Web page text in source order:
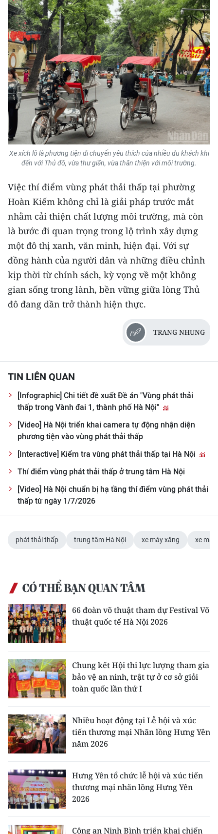
Xe xích lô là phương tiện di chuyển yêu thích của nhiều du khách khi
đến với Thủ đô, vừa thư giãn, vừa thân thiện với môi trường.
Việc thí điểm vùng phát thải thấp tại phường
Hoàn Kiếm không chỉ là giải pháp trước mắt
nhằm cải thiện chất lượng môi trường, mà còn
là bước đi quan trọng trong lộ trình xây dựng
một đô thị xanh, văn minh, hiện đại. Với sự
đồng hành của người dân và những điều chỉnh
kịp thời từ chính sách, kỳ vọng về một không
gian sống trong lành, bền vững giữa lòng Thủ
đô đang dần trở thành hiện thực.
TRANG NHUNG
TIN LIÊN QUAN
[Infographic] Chi tiết đề xuất Đề án "Vùng phát thải
thấp trong Vành đai 1, thành phố Hà Nội"
[Video] Hà Nội triển khai camera tự động nhận diện
phương tiện vào vùng phát thải thấp
[Interactive] Kiểm tra vùng phát thải thấp tại Hà Nội
Thí điểm vùng phát thải thấp ở trung tâm Hà Nội
[Video] Hà Nội chuẩn bị hạ tầng thí điểm vùng phát thải
thấp từ ngày 1/7/2026
phát thải thấp trung tâm Hà Nội xe máy xăng xe máy
CÓ THỂ BẠN QUAN TÂM
66 đoàn võ thuật tham dự Festival Võ
thuật quốc tế Hà Nội 2026
Chung kết Hội thi lực lượng tham gia
bảo vệ an ninh, trật tự ở cơ sở giỏi
toàn quốc lần thứ I
Nhiều hoạt động tại Lễ hội và xúc
tiến thương mại Nhãn lồng Hưng Yên
năm 2026
Hưng Yên tổ chức lễ hội và xúc tiến
thương mại nhãn lồng Hưng Yên
2026
Công an Ninh Bình triển khai chiến